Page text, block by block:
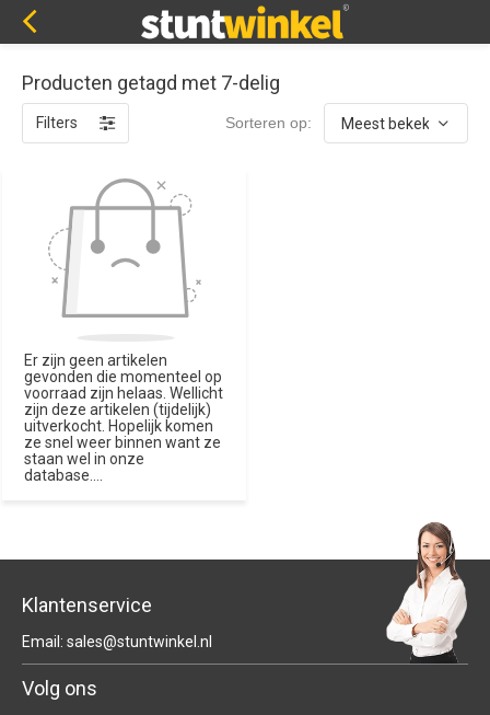
Producten getagd met 7-delig
Filters Sorteren op:
Er zijn geen artikelen
gevonden die momenteel op
voorraad zijn helaas. Wellicht
zijn deze artikelen (tijdelijk)
uitverkocht. Hopelijk komen
ze snel weer binnen want ze
staan wel in onze
database....
Klantenservice
Email: sales@stuntwinkel.nl
Volg ons